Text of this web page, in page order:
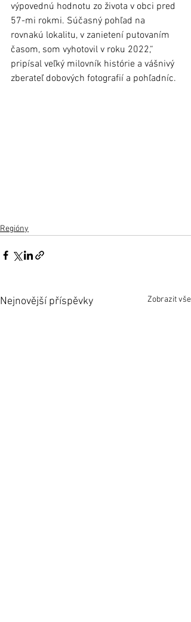
výpovednú hodnotu zo života v obci pred
57-mi rokmi. Súčasný pohľad na
rovnakú lokalitu, v zanietení putovaním
časom, som vyhotovil v roku 2022,“
pripísal veľký milovník histórie a vášnivý
zberateľ dobových fotografií a pohľadníc.
Regióny
Nejnovější příspěvky Zobrazit vše